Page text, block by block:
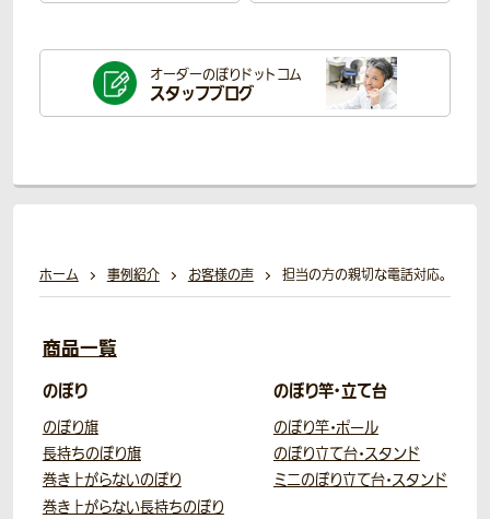
オーダーのぼりドットコム
スタッフブログ
ホーム 事例紹介 お客様の声 担当の方の親切な電話対応。
商品一覧
のぼり
のぼり旗
長持ちのぼり旗
巻き上がらないのぼり
巻き上がらない長持ちのぼり
のぼり竿・立て台
のぼり竿・ポール
のぼり立て台・スタンド
ミニのぼり立て台・スタンド